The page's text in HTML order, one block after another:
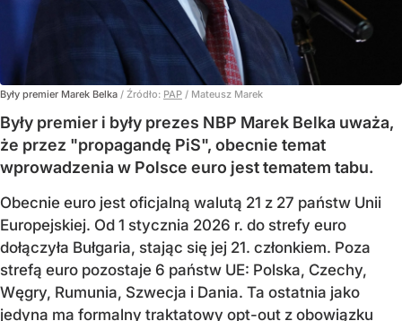
Były premier Marek Belka / Źródło: PAP / Mateusz Marek
Były premier i były prezes NBP Marek Belka uważa,
że przez "propagandę PiS", obecnie temat
wprowadzenia w Polsce euro jest tematem tabu.
Obecnie euro jest oficjalną walutą 21 z 27 państw Unii
Europejskiej. Od 1 stycznia 2026 r. do strefy euro
dołączyła Bułgaria, stając się jej 21. członkiem. Poza
strefą euro pozostaje 6 państw UE: Polska, Czechy,
Węgry, Rumunia, Szwecja i Dania. Ta ostatnia jako
jedyna ma formalny traktatowy opt-out z obowiązku